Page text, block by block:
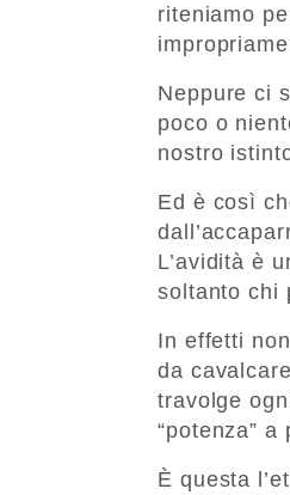
riteniamo
Neppure ci
poco o
nostro
Ed è così
L’avidità è
soltanto chi
In effetti
da
travolge
“potenza”
È questa